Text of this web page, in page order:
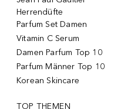
Herrendüfte
Parfum Set Damen
Vitamin C Serum
Damen Parfum Top 10
Parfum Männer Top 10
Korean Skincare
TOP THEMEN